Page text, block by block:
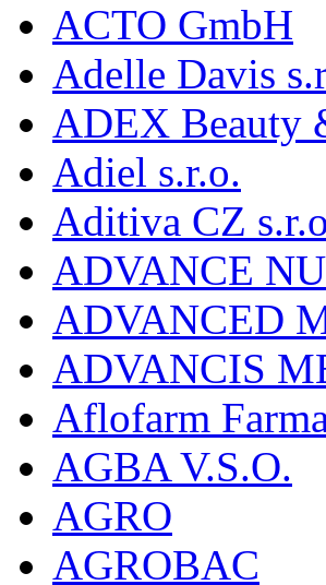
ACTO GmbH
Adelle Davis
ADEX Beauty
Adiel s.r.o.
Aditiva CZ
ADVANCE
ADVANCED
ADVANCIS
Aflofarm
AGBA V.S.O.
AGRO
AGROBAC